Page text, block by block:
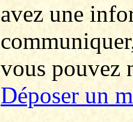
avez une
vous pouvez
Déposer un